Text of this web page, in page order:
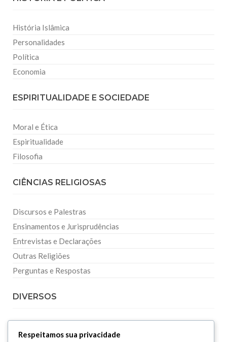
História Islâmica
Personalidades
Política
Economia
ESPIRITUALIDADE E SOCIEDADE
Moral e Ética
Espiritualidade
Filosofia
CIÊNCIAS RELIGIOSAS
Discursos e Palestras
Ensinamentos e Jurisprudências
Entrevistas e Declarações
Outras Religiões
Perguntas e Respostas
DIVERSOS
Respeitamos sua privacidade